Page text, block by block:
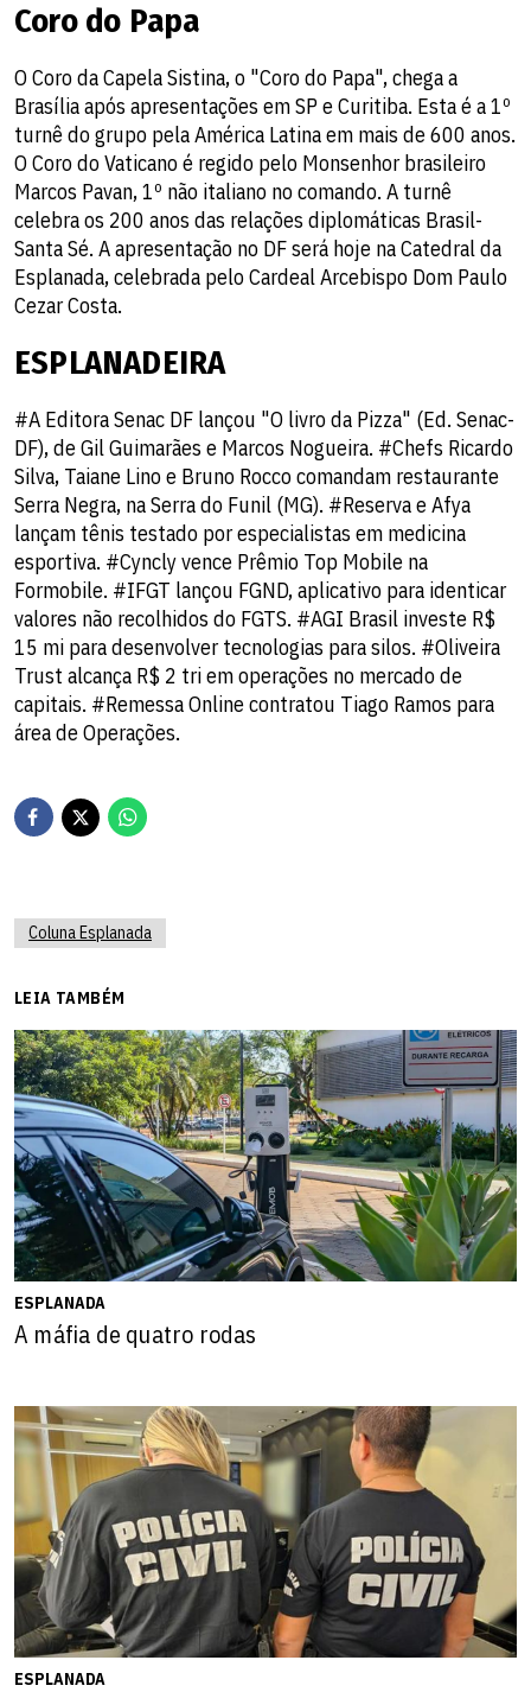
Coro do Papa
O Coro da Capela Sistina, o "Coro do Papa", chega a
Brasília após apresentações em SP e Curitiba. Esta é a 1º
turnê do grupo pela América Latina em mais de 600 anos.
O Coro do Vaticano é regido pelo Monsenhor brasileiro
Marcos Pavan, 1º não italiano no comando. A turnê
celebra os 200 anos das relações diplomáticas Brasil-
Santa Sé. A apresentação no DF será hoje na Catedral da
Esplanada, celebrada pelo Cardeal Arcebispo Dom Paulo
Cezar Costa.
ESPLANADEIRA
#A Editora Senac DF lançou "O livro da Pizza" (Ed. Senac-
DF), de Gil Guimarães e Marcos Nogueira. #Chefs Ricardo
Silva, Taiane Lino e Bruno Rocco comandam restaurante
Serra Negra, na Serra do Funil (MG). #Reserva e Afya
lançam tênis testado por especialistas em medicina
esportiva. #Cyncly vence Prêmio Top Mobile na
Formobile. #IFGT lançou FGND, aplicativo para identicar
valores não recolhidos do FGTS. #AGI Brasil investe R$
15 mi para desenvolver tecnologias para silos. #Oliveira
Trust alcança R$ 2 tri em operações no mercado de
capitais. #Remessa Online contratou Tiago Ramos para
área de Operações.
Coluna Esplanada
LEIA TAMBÉM
ESPLANADA
A máfia de quatro rodas
ESPLANADA